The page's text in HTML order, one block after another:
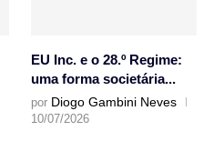
EU Inc. e o 28.º Regime:
uma forma societária...
por Diogo Gambini Neves
10/07/2026